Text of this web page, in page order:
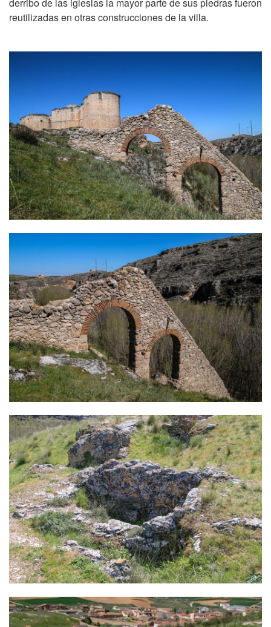
reutilizadas en otras construcciones de la villa.